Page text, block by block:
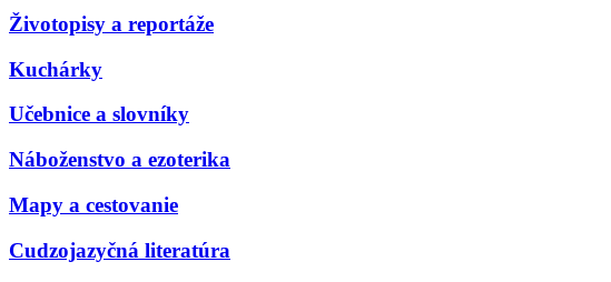
Životopisy a reportáže
Kuchárky
Učebnice a slovníky
Náboženstvo a ezoterika
Mapy a cestovanie
Cudzojazyčná literatúra